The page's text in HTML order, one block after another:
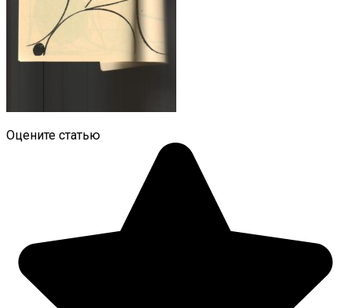
Оцените статью